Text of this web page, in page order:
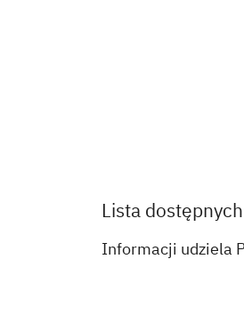
Lista
Informacji udziela